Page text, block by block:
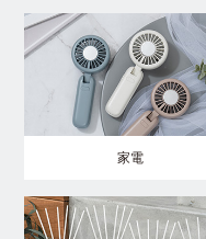
家電